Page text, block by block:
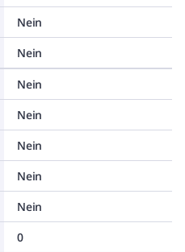
Nein
Nein
Nein
Nein
Nein
Nein
Nein
0